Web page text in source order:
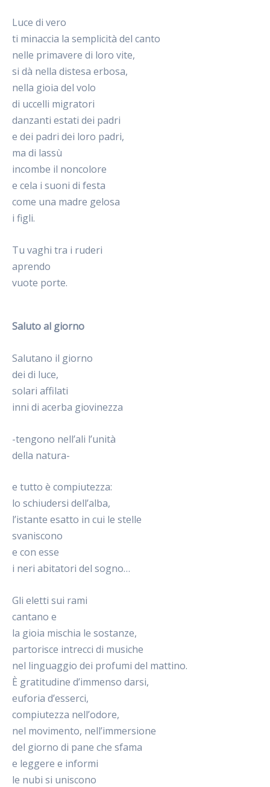
Luce di vero
ti minaccia la semplicità del canto
nelle primavere di loro vite,
si dà nella distesa erbosa,
nella gioia del volo
di uccelli migratori
danzanti estati dei padri
e dei padri dei loro padri,
ma di lassù
incombe il noncolore
e cela i suoni di festa
come una madre gelosa
i figli.
Tu vaghi tra i ruderi
aprendo
vuote porte.
Saluto al giorno
Salutano il giorno
dei di luce,
solari affilati
inni di acerba giovinezza
-tengono nell’ali l’unità
della natura-
e tutto è compiutezza:
lo schiudersi dell’alba,
l’istante esatto in cui le stelle
svaniscono
e con esse
i neri abitatori del sogno…
Gli eletti sui rami
cantano e
la gioia mischia le sostanze,
partorisce intrecci di musiche
nel linguaggio dei profumi del mattino.
È gratitudine d’immenso darsi,
euforia d’esserci,
compiutezza nell’odore,
nel movimento, nell’immersione
del giorno di pane che sfama
e leggere e informi
le nubi si uniscono